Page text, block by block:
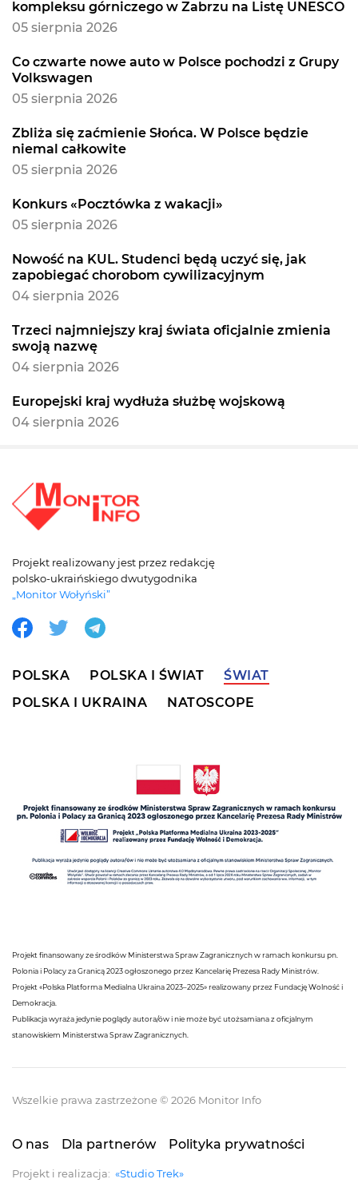
kompleksu górniczego w Zabrzu na Listę UNESCO
05 sierpnia 2026
Co czwarte nowe auto w Polsce pochodzi z Grupy
Volkswagen
05 sierpnia 2026
Zbliża się zaćmienie Słońca. W Polsce będzie
niemal całkowite
05 sierpnia 2026
Konkurs «Pocztówka z wakacji»
05 sierpnia 2026
Nowość na KUL. Studenci będą uczyć się, jak
zapobiegać chorobom cywilizacyjnym
04 sierpnia 2026
Trzeci najmniejszy kraj świata oficjalnie zmienia
swoją nazwę
04 sierpnia 2026
Europejski kraj wydłuża służbę wojskową
04 sierpnia 2026
Projekt realizowany jest przez redakcję
polsko-ukraińskiego dwutygodnika
„Monitor Wołyński”
POLSKA POLSKA I ŚWIAT
ŚWIAT
POLSKA I UKRAINA
NATOSCOPE
Projekt finansowany ze środków Ministerstwa Spraw Zagranicznych w ramach konkursu pn.
Polonia i Polacy za Granicą 2023 ogłoszonego przez Kancelarię Prezesa Rady Ministrów.
Projekt «Polska Platforma Medialna Ukraina 2023–2025» realizowany przez Fundację Wolność i
Demokracja.
Publikacja wyraża jedynie poglądy autora/ów i nie może być utożsamiana z oficjalnym
stanowiskiem Ministerstwa Spraw Zagranicznych.
Wszelkie prawa zastrzeżone © 2026 Monitor Info
O nas Dla partnerów Polityka prywatności
Projekt i realizacja: «Studio Trek»